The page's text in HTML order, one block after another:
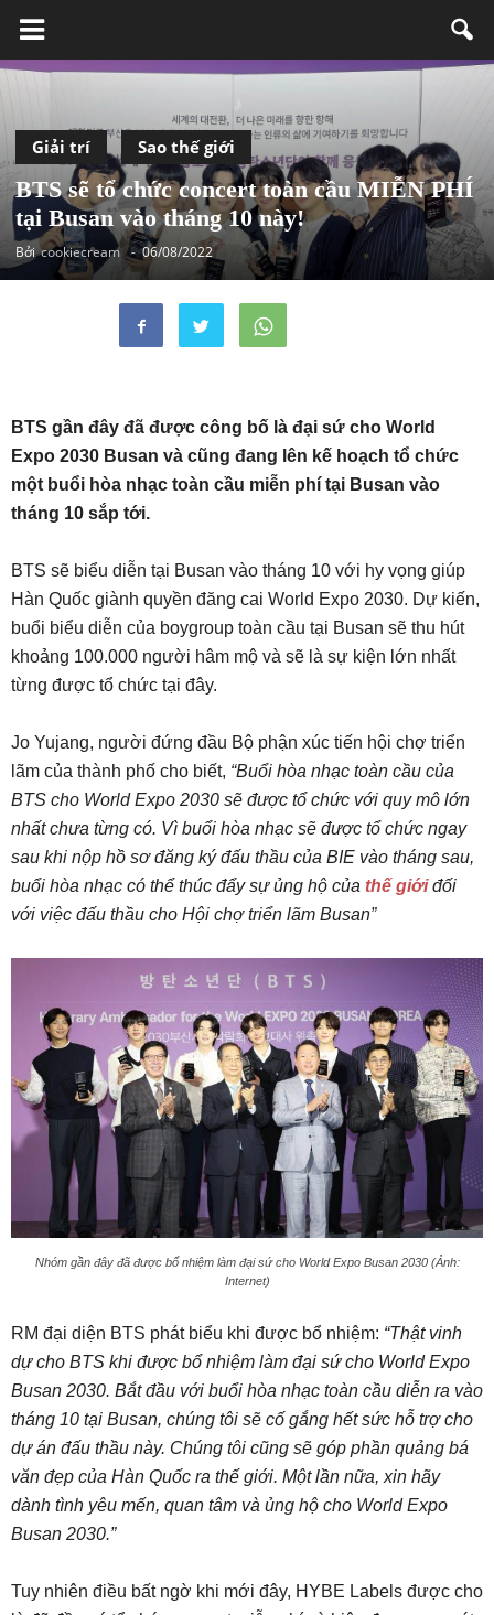
Giải trí Sao thế giới
BTS sẽ tổ chức concert toàn cầu MIỄN PHÍ
tại Busan vào tháng 10 này!
Bởicookiecream - 06/08/2022
BTS gần đây đã được công bố là đại sứ cho World
Expo 2030 Busan và cũng đang lên kế hoạch tổ chức
một buổi hòa nhạc toàn cầu miễn phí tại Busan vào
tháng 10 sắp tới.
BTS sẽ biểu diễn tại Busan vào tháng 10 với hy vọng giúp
Hàn Quốc giành quyền đăng cai World Expo 2030. Dự kiến,
buổi biểu diễn của boygroup toàn cầu tại Busan sẽ thu hút
khoảng 100.000 người hâm mộ và sẽ là sự kiện lớn nhất
từng được tổ chức tại đây.
Jo Yujang, người đứng đầu Bộ phận xúc tiến hội chợ triển
lãm của thành phố cho biết, “Buổi hòa nhạc toàn cầu của
BTS cho World Expo 2030 sẽ được tổ chức với quy mô lớn
nhất chưa từng có. Vì buổi hòa nhạc sẽ được tổ chức ngay
sau khi nộp hồ sơ đăng ký đấu thầu của BIE vào tháng sau,
buổi hòa nhạc có thể thúc đẩy sự ủng hộ của thế giớiđối
với việc đấu thầu cho Hội chợ triển lãm Busan”
Nhóm gần đây đã được bổ nhiệm làm đại sứ cho World Expo Busan 2030 (Ảnh:
Internet)
RM đại diện BTS phát biểu khi được bổ nhiệm: “Thật vinh
dự cho BTS khi được bổ nhiệm làm đại sứ cho World Expo
Busan 2030. Bắt đầu với buổi hòa nhạc toàn cầu diễn ra vào
tháng 10 tại Busan, chúng tôi sẽ cố gắng hết sức hỗ trợ cho
dự án đấu thầu này. Chúng tôi cũng sẽ góp phần quảng bá
văn đẹp của Hàn Quốc ra thế giới. Một lần nữa, xin hãy
dành tình yêu mến, quan tâm và ủng hộ cho World Expo
Busan 2030.”
Tuy nhiên điều bất ngờ khi mới đây, HYBE Labels được cho